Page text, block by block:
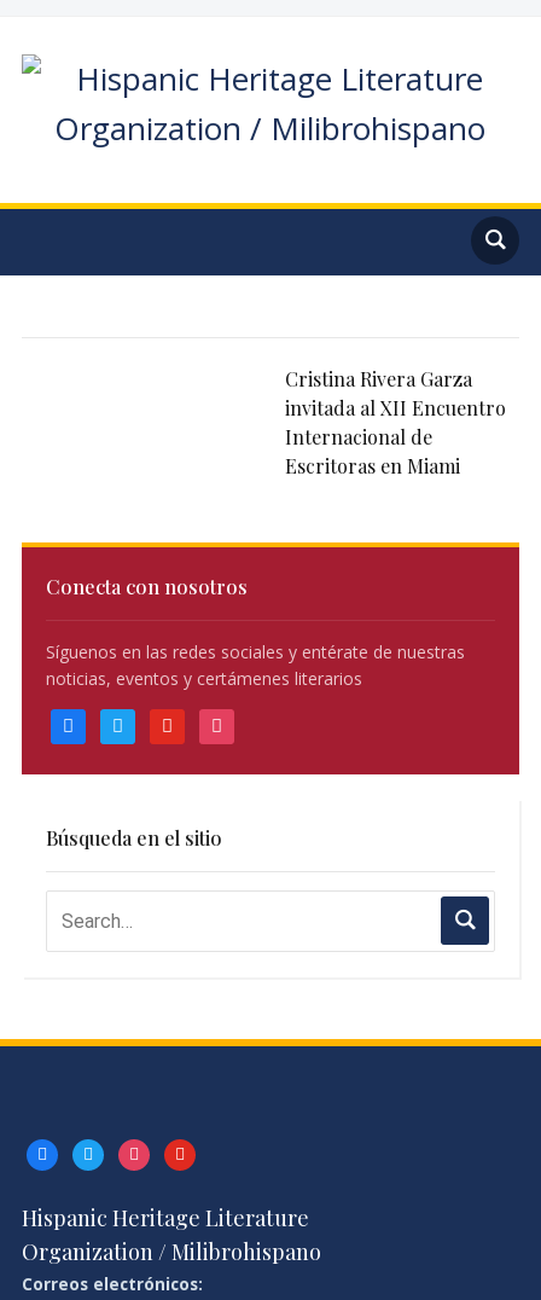
Conecta con nosotros
Síguenos en las redes sociales y entérate de nuestras
noticias, eventos y certámenes literarios
facebooktwitter youtube instagram
Búsqueda en el sitio
Cristina Rivera Garza
invitada al XII Encuentro
Internacional de
Escritoras en Miami
facebooktwitterinstagramyoutube
Hispanic Heritage Literature
Organization / Milibrohispano
Correos electrónicos: